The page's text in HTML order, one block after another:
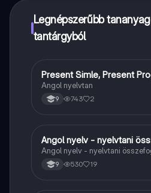
Legnépszerűbb
tantárgyból
Angol
Present Simle, Present
Angol nyelvtan
9 743 2
Angol
Angol nyelv - nyelvtani
Angol nyelv - nyelvtani
9 530 19